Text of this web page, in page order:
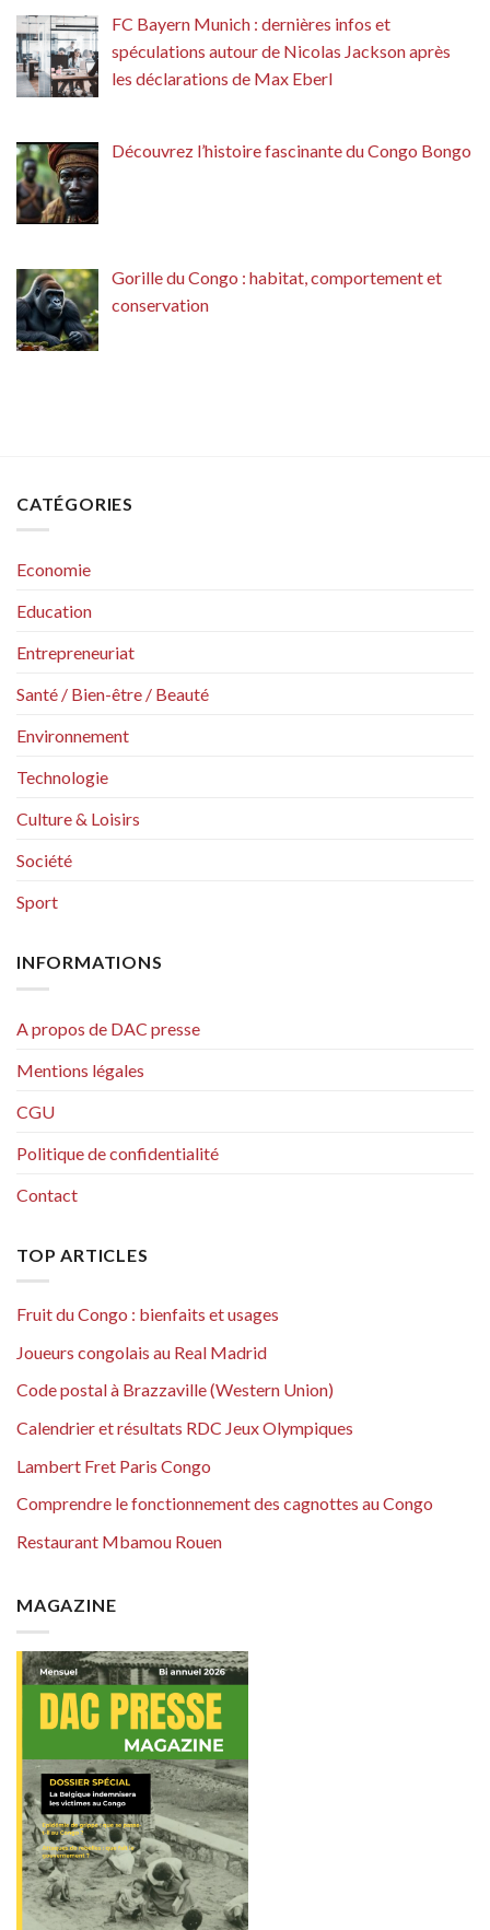
FC Bayern Munich : dernières infos et
spéculations autour de Nicolas Jackson après
les déclarations de Max Eberl
Découvrez l’histoire fascinante du Congo Bongo
Gorille du Congo : habitat, comportement et
conservation
CATÉGORIES
Economie
Education
Entrepreneuriat
Santé / Bien-être / Beauté
Environnement
Technologie
Culture & Loisirs
Société
Sport
INFORMATIONS
A propos de DAC presse
Mentions légales
CGU
Politique de confidentialité
Contact
TOP ARTICLES
Fruit du Congo : bienfaits et usages
Joueurs congolais au Real Madrid
Code postal à Brazzaville (Western Union)
Calendrier et résultats RDC Jeux Olympiques
Lambert Fret Paris Congo
Comprendre le fonctionnement des cagnottes au Congo
Restaurant Mbamou Rouen
MAGAZINE